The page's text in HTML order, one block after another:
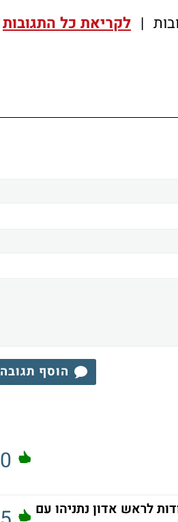
| לקריאת כל התגובות
הוסף תגובה
0
לראש אדון נתניהו עם